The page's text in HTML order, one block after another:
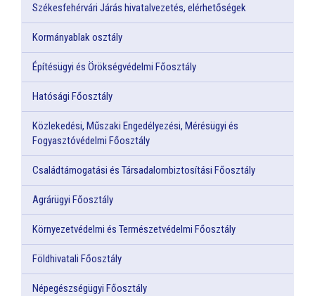
Székesfehérvári Járás hivatalvezetés, elérhetőségek
Kormányablak osztály
Építésügyi és Örökségvédelmi Főosztály
Hatósági Főosztály
Közlekedési, Műszaki Engedélyezési, Mérésügyi és
Fogyasztóvédelmi Főosztály
Családtámogatási és Társadalombiztosítási Főosztály
Agrárügyi Főosztály
Környezetvédelmi és Természetvédelmi Főosztály
Földhivatali Főosztály
Népegészségügyi Főosztály